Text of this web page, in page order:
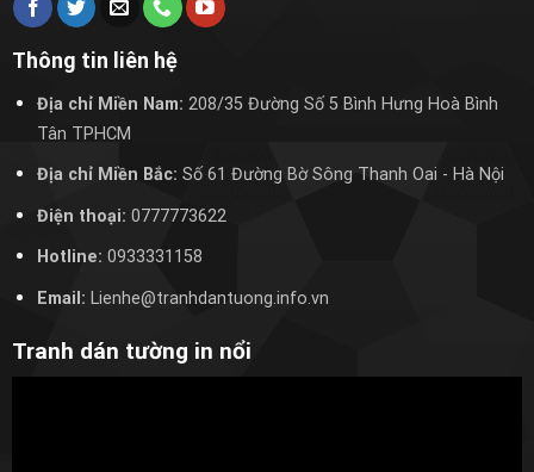
Thông tin liên hệ
Địa chỉ Miền Nam: 208/35 Đường Số 5 Bình Hưng Hoà Bình
Tân TPHCM
Địa chỉ Miền Bắc: Số 61 Đường Bờ Sông Thanh Oai - Hà Nội
Điện thoại: 0777773622
Hotline: 0933331158
Email: Lienhe@tranhdantuong.info.vn
Tranh dán tường in nổi